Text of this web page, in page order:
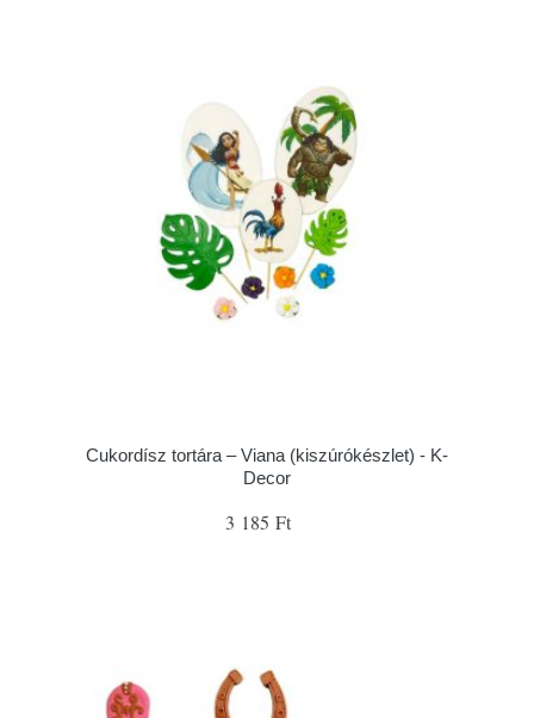
Cukordísz tortára – Viana (kiszúrókészlet) - K-
Decor
3 185 Ft